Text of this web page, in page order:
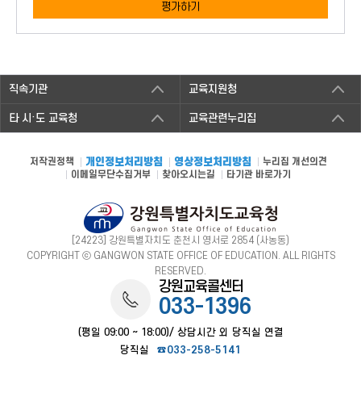
평가하기
직속기관 교육지원청
타 시·도 교육청 교육관련누리집
저작권정책 개인정보처리방침 영상정보처리방침
누리집 개선의견
이메일무단수집거부
찾아오시는길 타기관 바로가기
[24223] 강원특별자치도 춘천시 영서로 2854 (사농동)
COPYRIGHT ⓒ GANGWON STATE OFFICE OF EDUCATION. ALL RIGHTS
RESERVED.
강원교육콜센터
033-1396
(평일 09:00 ~ 18:00)/ 상담시간 외 당직실 연결
당직실
☎033-258-5141